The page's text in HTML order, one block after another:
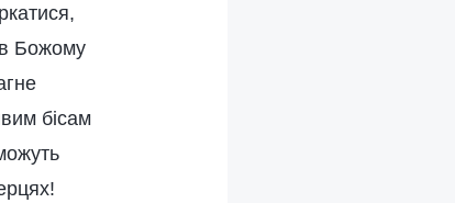
Божому
бісам